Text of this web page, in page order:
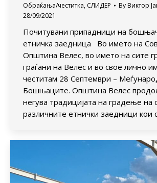
Обраќања/честитка, СЛИДЕР By Виктор
28/09/2021
Почитувани припадници на
етничка заедница Во името на
Општина Велес, во името на сите
граѓани на Велес и во свое лично
честитам 28 Септември –
Бошњаците. Општина Велес
негува традицијата на градење на
различните етнички заедници кои